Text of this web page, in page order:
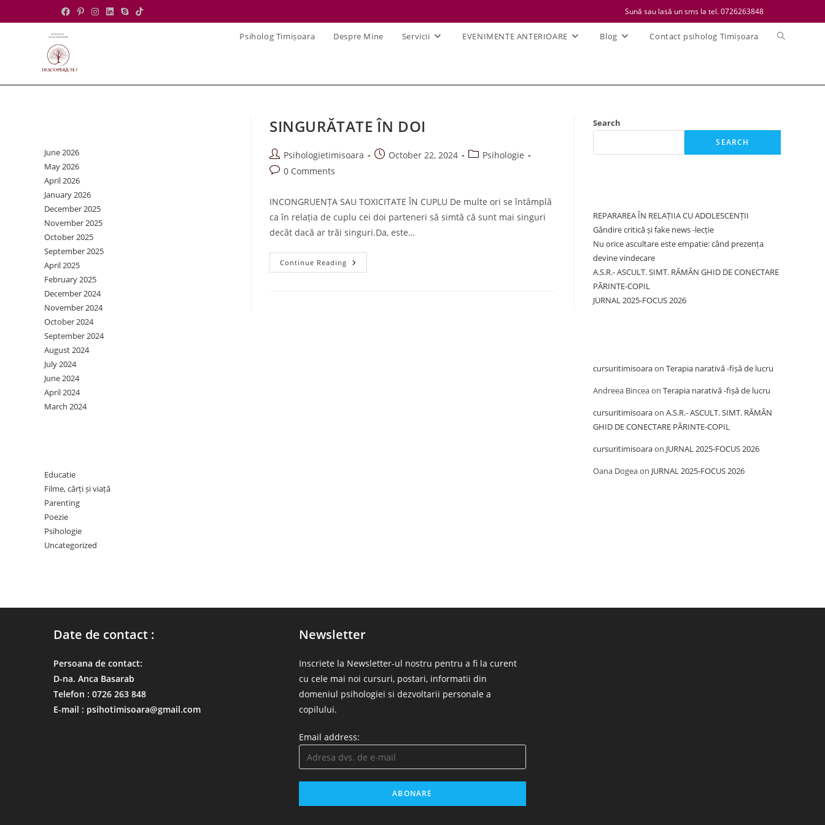
to
Sună sau lasă un sms la tel. 0726263848
Psiholog Timișoara Despre Mine Servicii EVENIMENTE ANTERIOARE Blog Contact psiholog Timișoara
Toggle
SINGURĂTATE ÎN DOI
Post
author:
Psihologietimisoara
PostOctober 22, 2024
PostPsihologie
Post0 Comments
INCONGRUENȚA SAU TOXICITATE ÎN CUPLU De multe ori se întâmplă
ca în relația de cuplu cei doi parteneri să simtă că sunt mai singuri
decât dacă ar trăi singuri.Da, este…
Continue Reading SINGURĂTATE
ÎN
June 2026
May 2026
April 2026
January 2026
December 2025
November 2025
October 2025
September 2025
April 2025
February 2025
December 2024
November 2024
October 2024
September 2024
August 2024
July 2024
June 2024
April 2024
March 2024
Educatie
Filme, cărți și viață
Parenting
Poezie
Psihologie
Uncategorized
Search
SEARCH
REPARAREA ÎN RELAȚIIA CU ADOLESCENȚII
Gândire critică și fake news -lecție
Nu orice ascultare este empatie: când prezența
devine vindecare
A.S.R.- ASCULT. SIMT. RĂMÂN GHID DE CONECTARE
PĂRINTE-COPIL
JURNAL 2025-FOCUS 2026
cursuritimisoaraon Terapia narativă -fișă de lucru
Andreea Binceaon Terapia narativă -fișă de lucru
cursuritimisoaraon A.S.R.- ASCULT. SIMT. RĂMÂN
GHID DE CONECTARE PĂRINTE-COPIL
cursuritimisoaraon JURNAL 2025-FOCUS 2026
Oana Dogeaon JURNAL 2025-FOCUS 2026
Date de contact :
Persoana de contact:
D-na. Anca Basarab
Telefon : 0726 263 848
E-mail : psihotimisoara@gmail.com
Newsletter
Inscriete la Newsletter-ul nostru pentru a fi la curent
cu cele mai noi cursuri, postari, informatii din
domeniul psihologiei si dezvoltarii personale a
copilului.
Email address: